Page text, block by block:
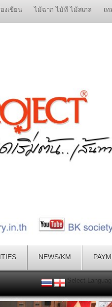
องเขียน ไม้ฉาก ไม้ที ไม้สเกล เ
NEWS/KM
Select